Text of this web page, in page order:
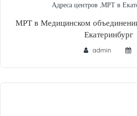
Адреса центров ,МРТ в
МРТ в Медицинском
Екатеринбург
admin